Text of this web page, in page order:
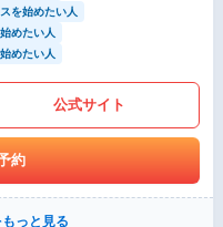
を始めたい人
めたい人
めたい人
公式サイト
約
っと見る